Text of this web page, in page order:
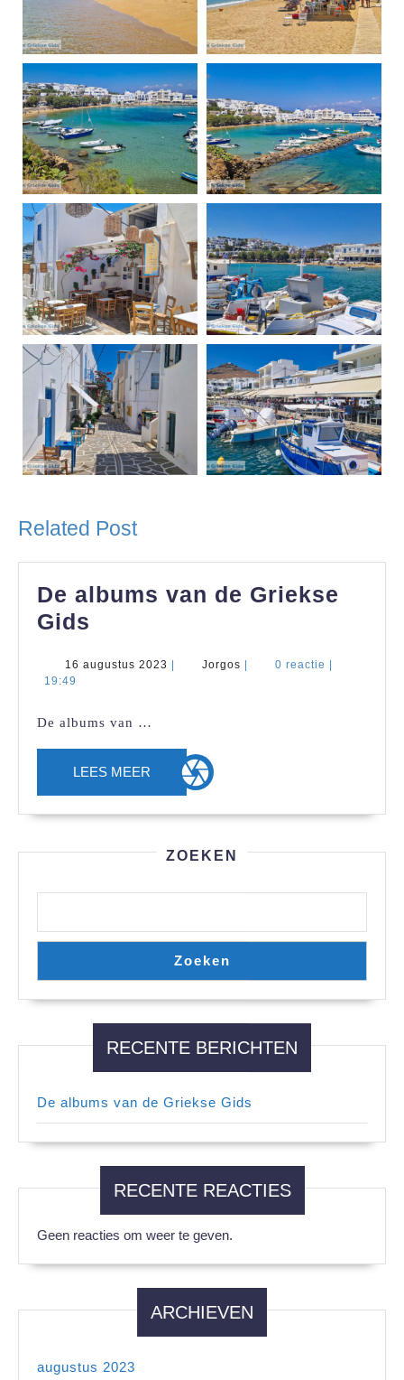
Related Post
De albums van de Griekse
Gids
van
Griekse
Gids
16 augustus 2023 16
Jorgos Jorgos0 reactie
19:49
De albums van …
LEES MEER LEES
MEER
ZOEKEN
Zoeken
RECENTE BERICHTEN
De albums van de Griekse Gids
RECENTE REACTIES
Geen reacties om weer te geven.
ARCHIEVEN
augustus 2023